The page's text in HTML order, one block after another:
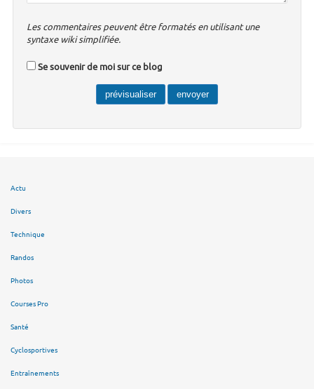
Les commentaires peuvent être formatés en utilisant une
syntaxe wiki simplifiée.
Se souvenir de moi sur ce blog
Actu
Divers
Technique
Randos
Photos
Courses Pro
Santé
Cyclosportives
Entraînements